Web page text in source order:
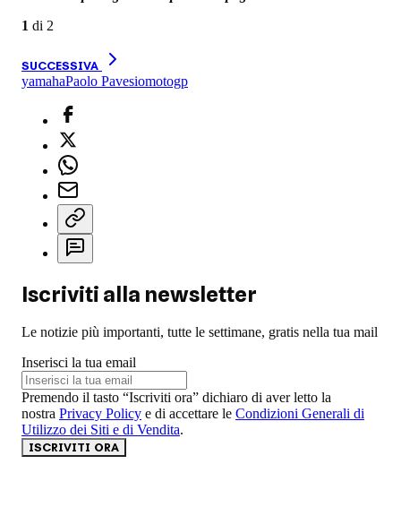
1 di 2
SUCCESSIVA
yamahaPaolo Pavesiomotogp
Iscriviti alla newsletter
Le notizie più importanti, tutte le settimane, gratis nella tua mail
Inserisci la tua email
Premendo il tasto “Iscriviti ora” dichiaro di aver letto la
nostra Privacy Policy e di accettare le Condizioni Generali di
Utilizzo dei Siti e di Vendita.
ISCRIVITI ORA